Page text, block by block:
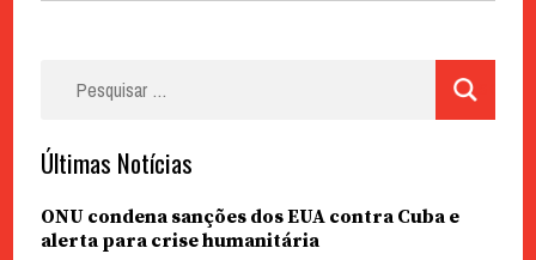
Últimas Notícias
ONU condena sanções dos EUA contra Cuba e
alerta para crise humanitária